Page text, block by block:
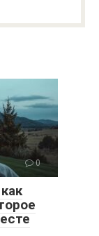
0